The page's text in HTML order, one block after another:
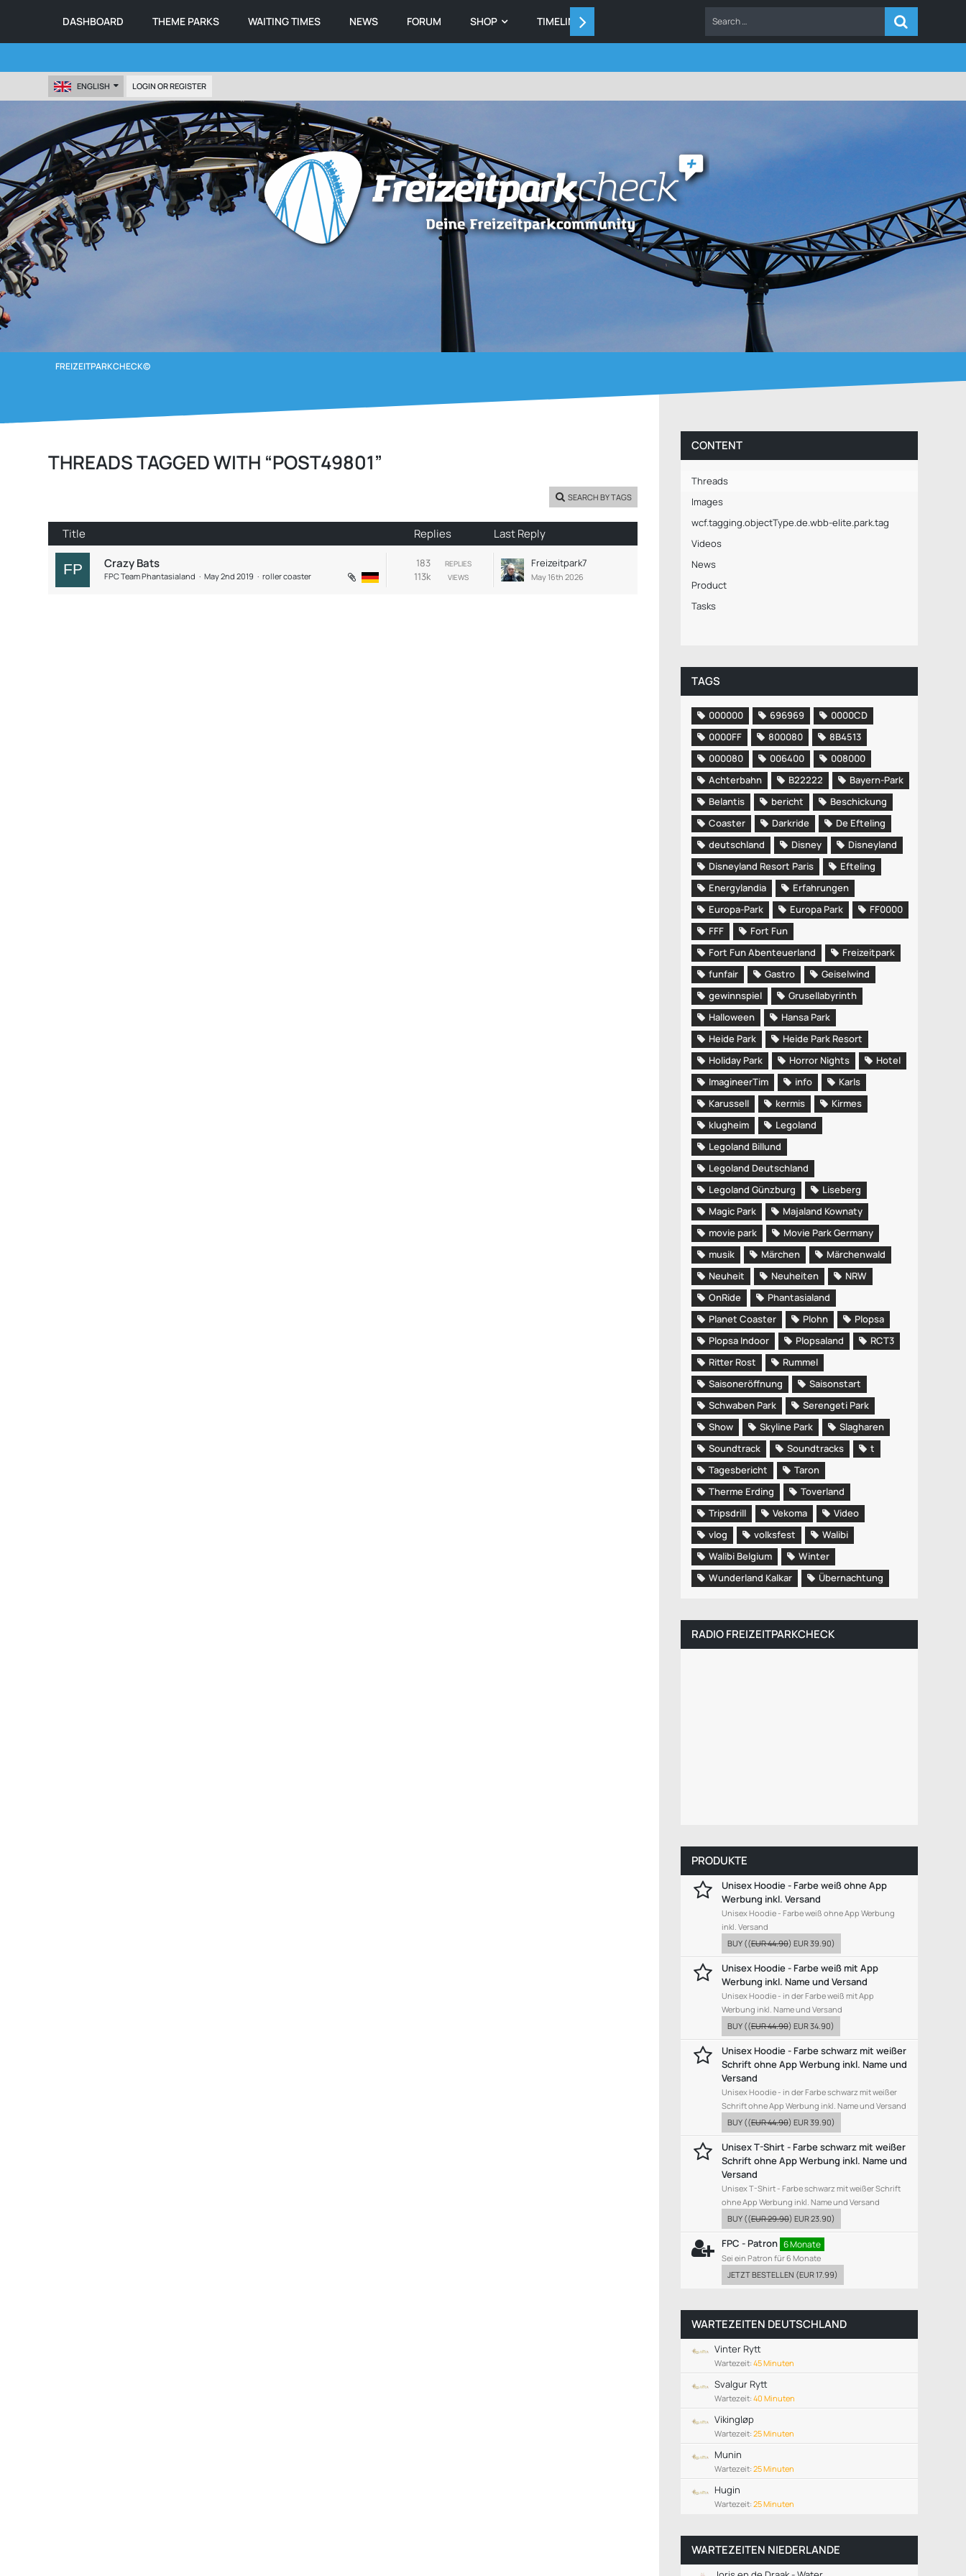
DASHBOARD THEME PARKS WAITING TIMES NEWS FORUM SHOP TIMELINE
ENGLISH LOGIN OR REGISTER
FREIZEITPARKCHECK©
THREADS TAGGED WITH “POST49801”
SEARCH BY TAGS
Title Replies
Last Reply
Crazy Bats
FPC Team Phantasialand May 2nd 2019 roller coaster
REPLIES
183
VIEWS
113k
Freizeitpark7
May 16th 2026
CONTENT
Threads
Images
wcf.tagging.objectType.de.wbb-elite.park.tag
Videos
News
Product
Tasks
TAGS
000000 696969
0000CD
0000FF
800080
8B4513
000080
006400
008000
Achterbahn
B22222
Bayern-Park
Belantis
bericht
Beschickung
Coaster
Darkride
De Efteling
deutschland
Disney
Disneyland
Disneyland Resort Paris
Efteling
Energylandia
Erfahrungen
Europa-Park
Europa Park
FF0000
FFF
Fort Fun
Fort Fun Abenteuerland
Freizeitpark
funfair
Gastro
Geiselwind
gewinnspiel
Grusellabyrinth
Halloween
Hansa Park
Heide Park
Heide Park Resort
Holiday Park
Horror Nights
Hotel
ImagineerTim
info
Karls
Karussell
kermis
Kirmes
klugheim
Legoland
Legoland Billund
Legoland Deutschland
Legoland Günzburg
Liseberg
Magic Park
Majaland Kownaty
movie park
Movie Park Germany
musik
Märchen
Märchenwald
Neuheit
Neuheiten
NRW
OnRide
Phantasialand
Planet Coaster
Plohn
Plopsa
Plopsa Indoor
Plopsaland
RCT3
Ritter Rost
Rummel
Saisoneröffnung
Saisonstart
Schwaben Park
Serengeti Park
Show
Skyline Park
Slagharen
Soundtrack
Soundtracks
t
Tagesbericht
Taron
Therme Erding
Toverland
Tripsdrill
Vekoma
Video
vlog
volksfest
Walibi
Walibi Belgium
Winter
Wunderland Kalkar
Übernachtung
RADIO FREIZEITPARKCHECK
PRODUKTE
Unisex Hoodie - Farbe weiß ohne App
Werbung inkl. Versand
Unisex Hoodie - Farbe weiß ohne App Werbung
inkl. Versand
BUY ((EUR 44.90) EUR 39.90)
Unisex Hoodie - Farbe weiß mit App
Werbung inkl. Name und Versand
Unisex Hoodie - in der Farbe weiß mit App
Werbung inkl. Name und Versand
BUY ((EUR 44.90) EUR 34.90)
Unisex Hoodie - Farbe schwarz mit weißer
Schrift ohne App Werbung inkl. Name und
Versand
Unisex Hoodie - in der Farbe schwarz mit weißer
Schrift ohne App Werbung inkl. Name und Versand
BUY ((EUR 44.90) EUR 39.90)
Unisex T-Shirt - Farbe schwarz mit weißer
Schrift ohne App Werbung inkl. Name und
Versand
Unisex T-Shirt - Farbe schwarz mit weißer Schrift
ohne App Werbung inkl. Name und Versand
BUY ((EUR 29.90) EUR 23.90)
FPC - Patron 6 Monate
Sei ein Patron für 6 Monate
JETZT BESTELLEN (EUR 17.99)
WARTEZEITEN DEUTSCHLAND
Vinter Rytt
Wartezeit: 45 Minuten
Svalgur Rytt
Wartezeit: 40 Minuten
Vikingløp
Wartezeit: 25 Minuten
Munin
Wartezeit: 25 Minuten
Hugin
Wartezeit: 25 Minuten
WARTEZEITEN NIEDERLANDE